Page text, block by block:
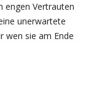
engen Vertrauten
unerwartete
wen sie am Ende